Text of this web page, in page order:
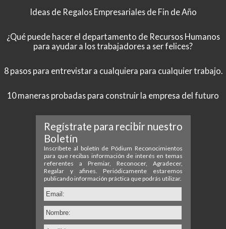
Ideas de Regalos Empresariales de Fin de Año
¿Qué puede hacer el departamento de Recursos Humanos
para ayudar a los trabajadores a ser felices?
8 pasos para entrevistar a cualquiera para cualquier trabajo.
10 maneras probadas para construir la empresa del futuro